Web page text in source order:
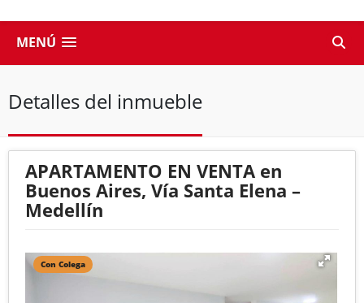
MENÚ
Detalles del inmueble
APARTAMENTO EN VENTA en
Buenos Aires, Vía Santa Elena –
Medellín
Con Colega